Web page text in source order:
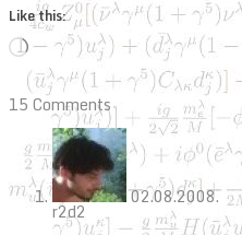
Like this:
Loading…
15 Comments
02.08.2008.
r2d2